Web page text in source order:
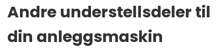
Andre understellsdeler til
din anleggsmaskin